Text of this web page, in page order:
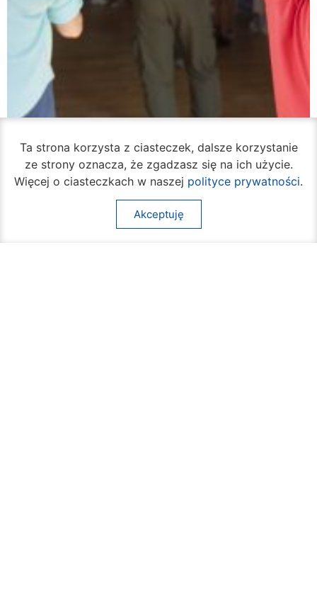
Ta strona korzysta z ciasteczek, dalsze korzystanie
ze strony oznacza, że zgadzasz się na ich użycie.
Więcej o ciasteczkach w naszej polityce prywatności.
Akceptuję